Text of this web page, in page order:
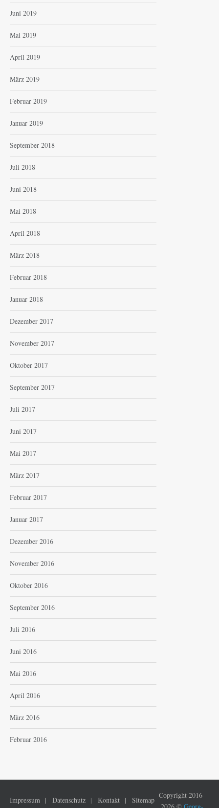
Juni 2019
Mai 2019
April 2019
März 2019
Februar 2019
Januar 2019
September 2018
Juli 2018
Juni 2018
Mai 2018
April 2018
März 2018
Februar 2018
Januar 2018
Dezember 2017
November 2017
Oktober 2017
September 2017
Juli 2017
Juni 2017
Mai 2017
März 2017
Februar 2017
Januar 2017
Dezember 2016
November 2016
Oktober 2016
September 2016
Juli 2016
Juni 2016
Mai 2016
April 2016
März 2016
Februar 2016
Impressum Datenschutz Kontakt Sitemap
Copyright 2016-
2026 © Georg-